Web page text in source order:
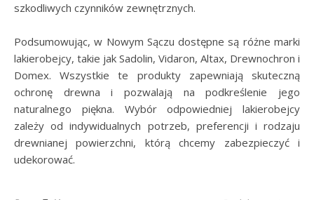
szkodliwych czynników zewnętrznych.
Podsumowując, w Nowym Sączu dostępne są różne marki
lakierobejcy, takie jak Sadolin, Vidaron, Altax, Drewnochron i
Domex. Wszystkie te produkty zapewniają skuteczną
ochronę drewna i pozwalają na podkreślenie jego
naturalnego piękna. Wybór odpowiedniej lakierobejcy
zależy od indywidualnych potrzeb, preferencji i rodzaju
drewnianej powierzchni, którą chcemy zabezpieczyć i
udekorować.